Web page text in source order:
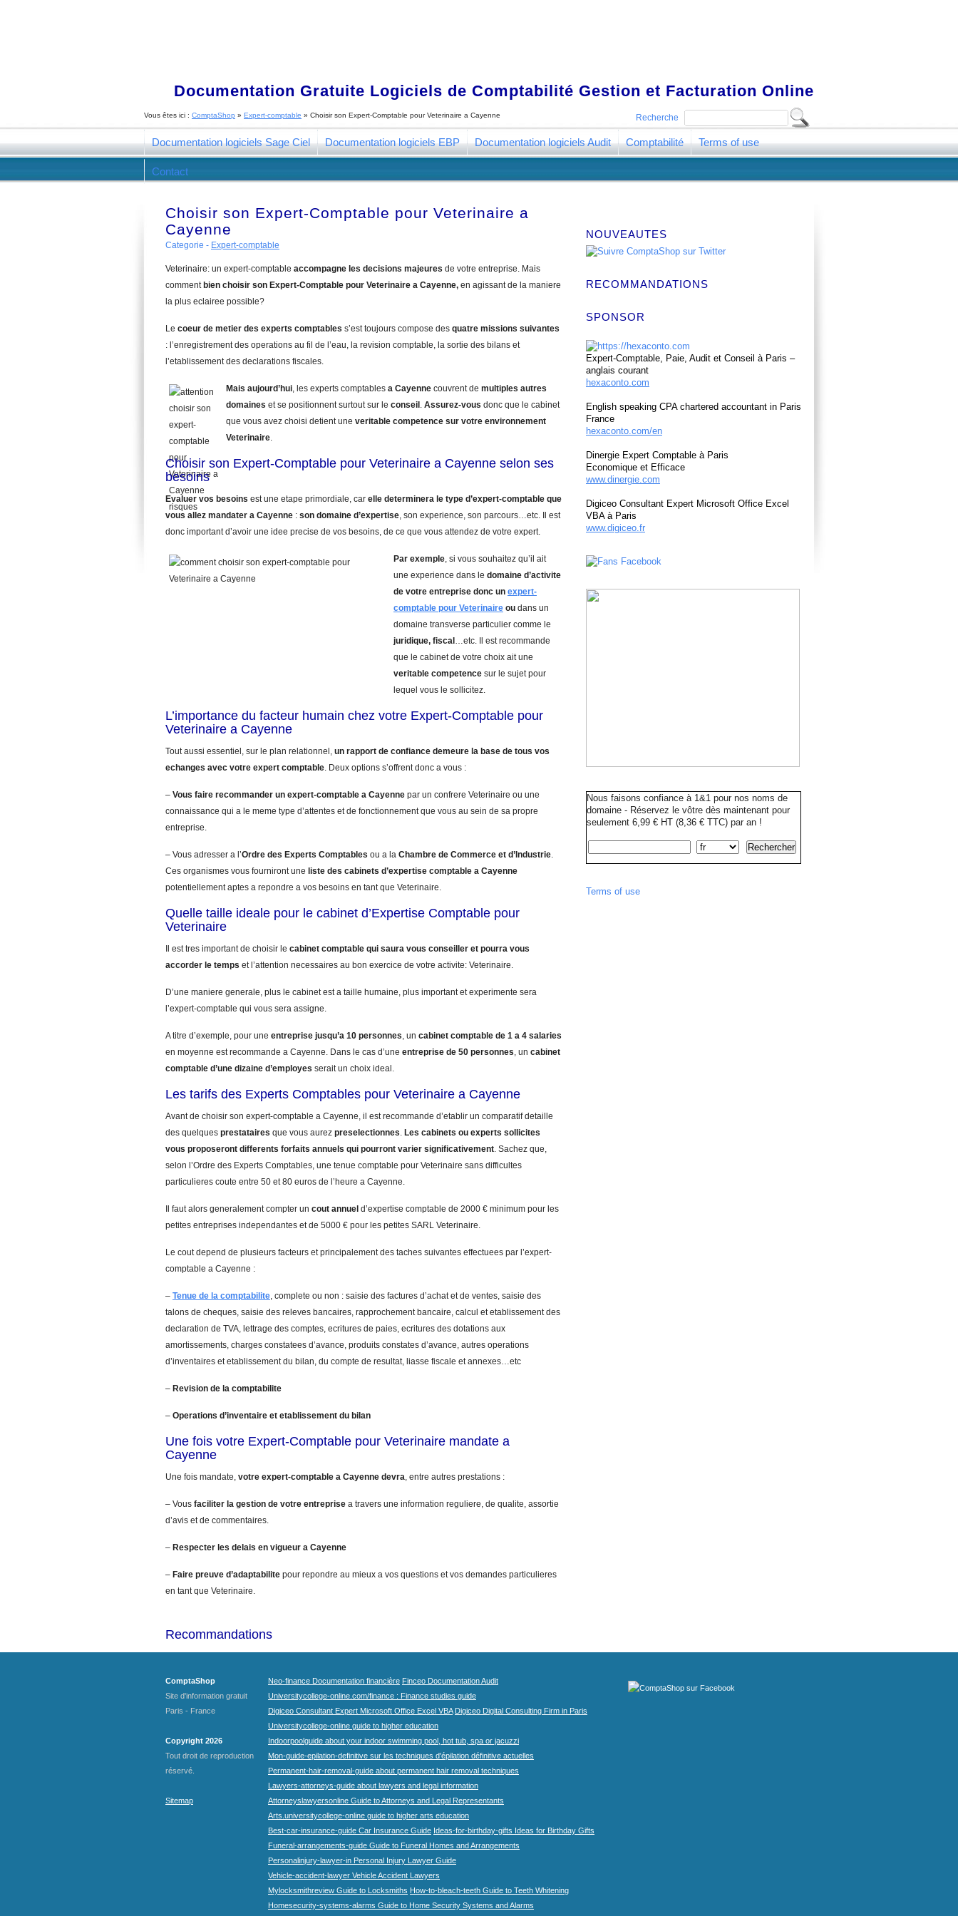
Documentation Gratuite Logiciels de Comptabilité Gestion et Facturation Online
Recherche
Vous êtes ici : ComptaShop » Expert-comptable » Choisir son Expert-Comptable pour Veterinaire a Cayenne
Documentation logiciels Sage Ciel Documentation logiciels EBP Documentation logiciels Audit Comptabilité Terms of use
Contact
Choisir son Expert-Comptable pour Veterinaire a
Cayenne
Categorie - Expert-comptable
Veterinaire: un expert-comptable accompagne les decisions majeures de votre entreprise. Mais
comment bien choisir son Expert-Comptable pour Veterinaire a Cayenne, en agissant de la maniere
la plus eclairee possible?
Le coeur de metier des experts comptables s’est toujours compose des quatre missions suivantes
: l’enregistrement des operations au fil de l’eau, la revision comptable, la sortie des bilans et
l’etablissement des declarations fiscales.
Mais aujourd’hui, les experts comptables a Cayenne couvrent de multiples autres
domaines et se positionnent surtout sur le conseil . Assurez-vous donc que le cabinet
que vous avez choisi detient une veritable competence sur votre environnement
Veterinaire.
Choisir son Expert-Comptable pour Veterinaire a Cayenne selon ses
besoins
Evaluer vos besoins est une etape primordiale, car elle determinera le type d’expert-comptable que
vous allez mandater a Cayenne : son domaine d’expertise, son experience, son parcours…etc. Il est
donc important d’avoir une idee precise de vos besoins, de ce que vous attendez de votre expert.
Par exemple, si vous souhaitez qu’il ait
une experience dans le domaine d’activite
de votre entreprise donc un expert-
comptable pour Veterinaire ou dans un
domaine transverse particulier comme le
juridique, fiscal …etc. Il est recommande
que le cabinet de votre choix ait une
veritable competence sur le sujet pour
lequel vous le sollicitez.
L’importance du facteur humain chez votre Expert-Comptable pour
Veterinaire a Cayenne
Tout aussi essentiel, sur le plan relationnel, un rapport de confiance demeure la base de tous vos
echanges avec votre expert comptable. Deux options s’offrent donc a vous :
– Vous faire recommander un expert-comptable a Cayenne par un confrere Veterinaire ou une
connaissance qui a le meme type d’attentes et de fonctionnement que vous au sein de sa propre
entreprise.
– Vous adresser a l’Ordre des Experts Comptables ou a la Chambre de Commerce et d’Industrie.
Ces organismes vous fourniront une liste des cabinets d’expertise comptable a Cayenne
potentiellement aptes a repondre a vos besoins en tant que Veterinaire.
Quelle taille ideale pour le cabinet d’Expertise Comptable pour
Veterinaire
Il est tres important de choisir le cabinet comptable qui saura vous conseiller et pourra vous
accorder le temps et l’attention necessaires au bon exercice de votre activite: Veterinaire.
D’une maniere generale, plus le cabinet est a taille humaine, plus important et experimente sera
l’expert-comptable qui vous sera assigne.
A titre d’exemple, pour une entreprise jusqu’a 10 personnes, un cabinet comptable de 1 a 4 salaries
en moyenne est recommande a Cayenne. Dans le cas d’une entreprise de 50 personnes, un cabinet
comptable d’une dizaine d’employes serait un choix ideal.
Les tarifs des Experts Comptables pour Veterinaire a Cayenne
Avant de choisir son expert-comptable a Cayenne, il est recommande d’etablir un comparatif detaille
des quelques prestataires que vous aurez preselectionnes. Les cabinets ou experts sollicites
vous proposeront differents forfaits annuels qui pourront varier significativement. Sachez que,
selon l’Ordre des Experts Comptables, une tenue comptable pour Veterinaire sans difficultes
particulieres coute entre 50 et 80 euros de l’heure a Cayenne.
Il faut alors generalement compter un cout annuel d’expertise comptable de 2000 € minimum pour les
petites entreprises independantes et de 5000 € pour les petites SARL Veterinaire.
Le cout depend de plusieurs facteurs et principalement des taches suivantes effectuees par l’expert-
comptable a Cayenne :
– Tenue de la comptabilite, complete ou non : saisie des factures d’achat et de ventes, saisie des
talons de cheques, saisie des releves bancaires, rapprochement bancaire, calcul et etablissement des
declaration de TVA, lettrage des comptes, ecritures de paies, ecritures des dotations aux
amortissements, charges constatees d’avance, produits constates d’avance, autres operations
d’inventaires et etablissement du bilan, du compte de resultat, liasse fiscale et annexes…etc
– Revision de la comptabilite
– Operations d’inventaire et etablissement du bilan
Une fois votre Expert-Comptable pour Veterinaire mandate a
Cayenne
Une fois mandate, votre expert-comptable a Cayenne devra, entre autres prestations :
– Vous faciliter la gestion de votre entreprise a travers une information reguliere, de qualite, assortie
d’avis et de commentaires.
– Respecter les delais en vigueur a Cayenne
– Faire preuve d’adaptabilite pour repondre au mieux a vos questions et vos demandes particulieres
en tant que Veterinaire.
NOUVEAUTES
RECOMMANDATIONS
SPONSOR
Expert-Comptable, Paie, Audit et Conseil à Paris –
anglais courant
hexaconto.com
English speaking CPA chartered accountant in Paris
France
hexaconto.com/en
Dinergie Expert Comptable à Paris
Economique et Efficace
www.dinergie.com
Digiceo Consultant Expert Microsoft Office Excel
VBA à Paris
www.digiceo.fr
Nous faisons confiance à 1&1 pour nos noms de
domaine - Réservez le vôtre dès maintenant pour
seulement 6,99 € HT (8,36 € TTC) par an !
Terms of use
Recommandations
ComptaShop
Site d'information gratuit
Paris - France
Copyright 2026
Tout droit de reproduction
réservé.
Sitemap
Neo-finance Documentation financière Finceo Documentation Audit
Universitycollege-online.com/finance : Finance studies guide
Digiceo Consultant Expert Microsoft Office Excel VBA Digiceo Digital Consulting Firm in Paris
Universitycollege-online guide to higher education
Indoorpoolguide about your indoor swimming pool, hot tub, spa or jacuzzi
Mon-guide-epilation-definitive sur les techniques d'épilation définitive actuelles
Permanent-hair-removal-guide about permanent hair removal techniques
Lawyers-attorneys-guide about lawyers and legal information
Attorneyslawyersonline Guide to Attorneys and Legal Representants
Arts.universitycollege-online guide to higher arts education
Best-car-insurance-guide Car Insurance Guide Ideas-for-birthday-gifts Ideas for Birthday Gifts
Funeral-arrangements-guide Guide to Funeral Homes and Arrangements
Personalinjury-lawyer-in Personal Injury Lawyer Guide
Vehicle-accident-lawyer Vehicle Accident Lawyers
Mylocksmithreview Guide to Locksmiths How-to-bleach-teeth Guide to Teeth Whitening
Homesecurity-systems-alarms Guide to Home Security Systems and Alarms